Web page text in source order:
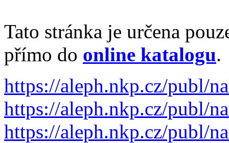
Tato stránka je určena
přímo do online katalogu.
https://aleph.nkp.cz/publ/
https://aleph.nkp.cz/publ/
https://aleph.nkp.cz/publ/